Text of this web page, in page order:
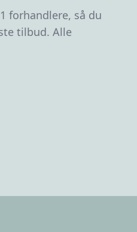
forhandlere, så du
tilbud. Alle